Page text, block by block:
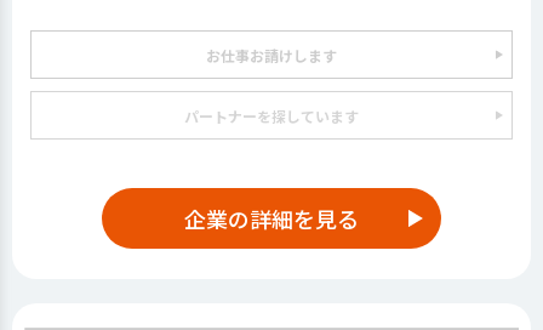
お仕事お請けします
パートナーを探しています
企業の詳細を見る